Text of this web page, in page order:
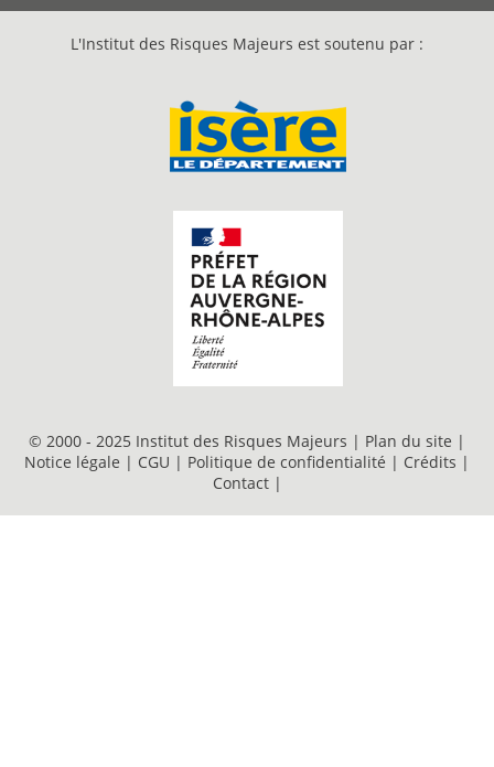
L'Institut des Risques Majeurs est soutenu par :
© 2000 - 2025 Institut des Risques Majeurs | Plan du site |
Notice légale | CGU | Politique de confidentialité | Crédits |
Contact |